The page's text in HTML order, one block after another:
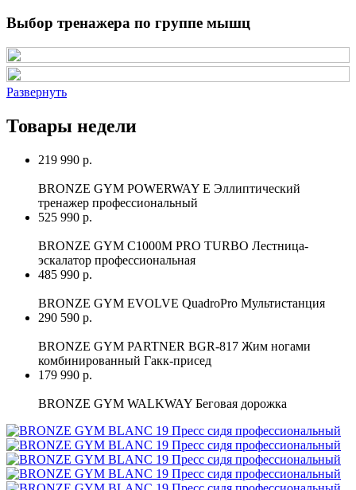
Выбор тренажера по группе мышц
Развернуть
Товары недели
219 990 р.
BRONZE GYM POWERWAY E Эллиптический
тренажер профессиональный
525 990 р.
BRONZE GYM C1000M PRO TURBO Лестница-
эскалатор профессиональная
485 990 р.
BRONZE GYM EVOLVE QuadroPro Мультистанция
290 590 р.
BRONZE GYM PARTNER BGR-817 Жим ногами
комбинированный Гакк-присед
179 990 р.
BRONZE GYM WALKWAY Беговая дорожка